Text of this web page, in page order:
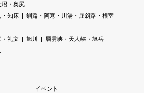
沼・奥尻
・知床
釧路・阿寒・川湯・屈斜路・根室
礼文 旭川
層雲峡・天人峡・旭岳
イベント